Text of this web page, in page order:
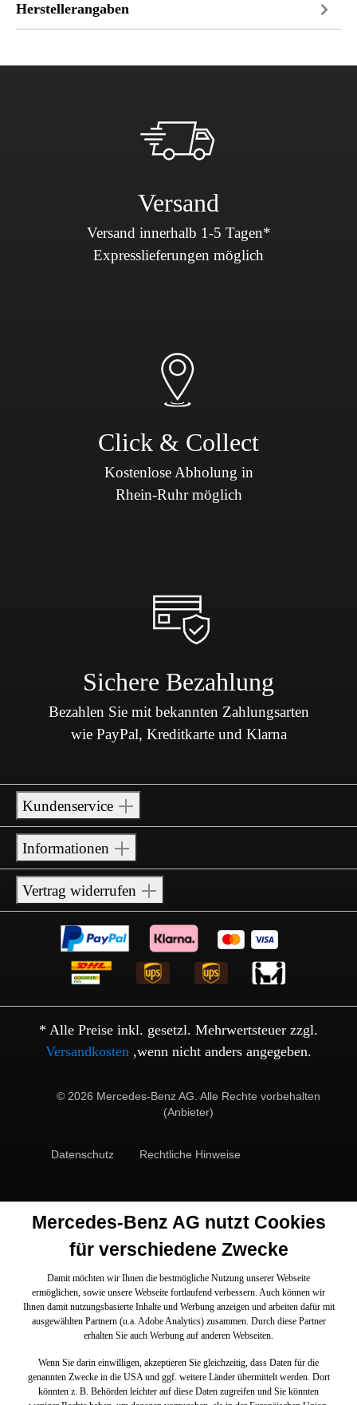
Herstellerangaben
Versand
Versand innerhalb 1-5 Tagen*
Expresslieferungen möglich
Click & Collect
Kostenlose Abholung in
Rhein-Ruhr möglich
Sichere Bezahlung
Bezahlen Sie mit bekannten Zahlungsarten
wie PayPal, Kreditkarte und Klarna
Kundenservice
Informationen
Vertrag widerrufen
* Alle Preise inkl. gesetzl. Mehrwertsteuer zzgl.
Versandkosten ,wenn nicht anders angegeben.
© 2026 Mercedes-Benz AG. Alle Rechte vorbehalten
(Anbieter)
Datenschutz Rechtliche Hinweise
Mercedes-Benz AG nutzt Cookies
für verschiedene Zwecke
Damit möchten wir Ihnen die bestmögliche Nutzung unserer Webseite
ermöglichen, sowie unsere Webseite fortlaufend verbessern. Auch können wir
Ihnen damit nutzungsbasierte Inhalte und Werbung anzeigen und arbeiten dafür mit
ausgewählten Partnern (u.a. Adobe Analytics) zusammen. Durch diese Partner
erhalten Sie auch Werbung auf anderen Webseiten.
Wenn Sie darin einwilligen, akzeptieren Sie gleichzeitig, dass Daten für die
genannten Zwecke in die USA und ggf. weitere Länder übermittelt werden. Dort
könnten z. B. Behörden leichter auf diese Daten zugreifen und Sie könnten